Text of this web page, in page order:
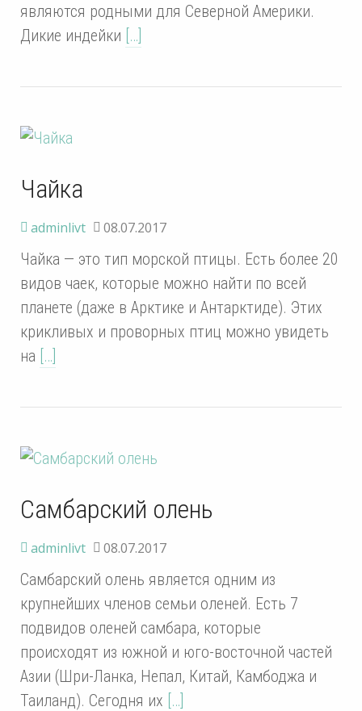
являются родными для Северной Америки.
Дикие индейки […]
Чайка
adminlivt 08.07.2017
Чайка — это тип морской птицы. Есть более 20
видов чаек, которые можно найти по всей
планете (даже в Арктике и Антарктиде). Этих
крикливых и проворных птиц можно увидеть
на […]
Самбарский олень
adminlivt 08.07.2017
Самбарский олень является одним из
крупнейших членов семьи оленей. Есть 7
подвидов оленей самбара, которые
происходят из южной и юго-восточной частей
Азии (Шри-Ланка, Непал, Китай, Камбоджа и
Таиланд). Сегодня их […]